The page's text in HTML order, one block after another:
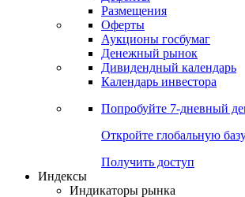
Получить доступ
Календарь
Календарь событий
Дефолты
Размещения
Оферты
Денежный рынок
Календарь инвестора
Попробуйте7-дневный
Откройте глобальную